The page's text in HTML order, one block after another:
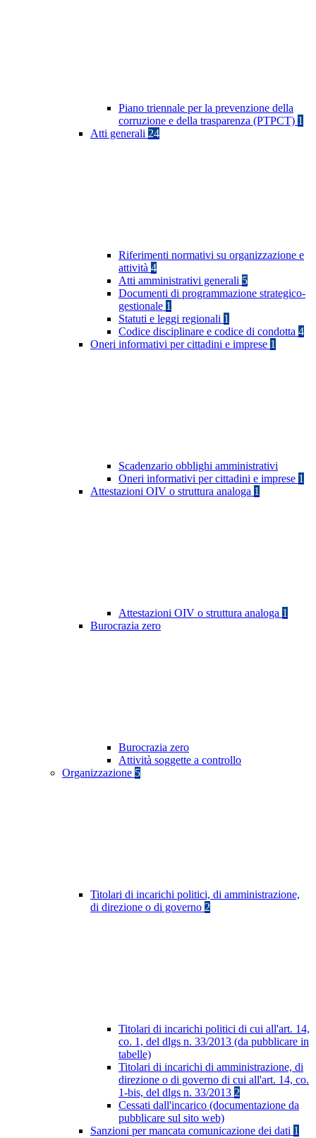
Piano triennale per la prevenzione della
corruzione e della trasparenza (PTPCT) 1
Atti generali 24
Riferimenti normativi su organizzazione e
attività 4
Atti amministrativi generali 5
Documenti di programmazione strategico-
gestionale 1
Statuti e leggi regionali 1
Codice disciplinare e codice di condotta 4
Oneri informativi per cittadini e imprese 1
Scadenzario obblighi amministrativi
Oneri informativi per cittadini e imprese 1
Attestazioni OIV o struttura analoga 1
Attestazioni OIV o struttura analoga 1
Burocrazia zero
Burocrazia zero
Attività soggette a controllo
Organizzazione 5
Titolari di incarichi politici, di amministrazione,
di direzione o di governo 2
Titolari di incarichi politici di cui all'art. 14,
co. 1, del dlgs n. 33/2013 (da pubblicare in
tabelle)
Titolari di incarichi di amministrazione, di
direzione o di governo di cui all'art. 14, co.
1-bis, del dlgs n. 33/2013 2
Cessati dall'incarico (documentazione da
pubblicare sul sito web)
Sanzioni per mancata comunicazione dei dati 1